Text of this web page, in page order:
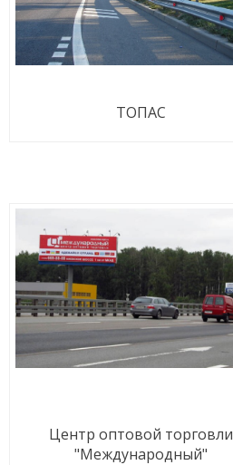
ТОПАС
Центр оптовой торговли
"Международный"